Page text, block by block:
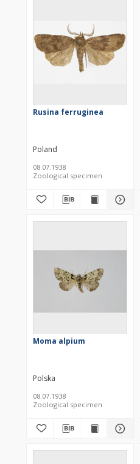
Rusina ferruginea
Poland
08.07.1938
Zoological specimen
Moma alpium
Polska
08.07.1938
Zoological specimen